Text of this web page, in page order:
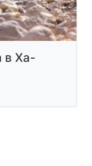
в Ха-